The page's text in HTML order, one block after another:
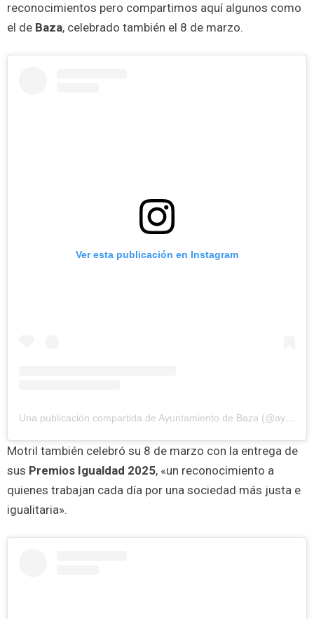
reconocimientos pero compartimos aquí algunos como
el de Baza, celebrado también el 8 de marzo.
Ver esta publicación en Instagram
Una publicación compartida de Ayuntamiento de Baza (@aytobaza)
Motril también celebró su 8 de marzo con la entrega de
sus Premios Igualdad 2025, «un reconocimiento a
quienes trabajan cada día por una sociedad más justa e
igualitaria».